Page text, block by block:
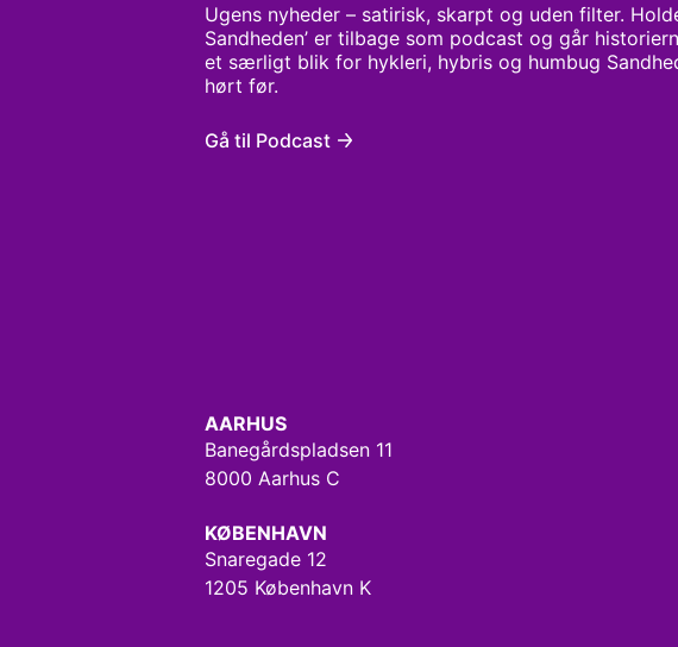
Ugens nyheder – satirisk, skarpt og uden filter.
Sandheden’ er tilbage som podcast og går
et særligt blik for hykleri, hybris og humbug
hørt før.
Gå til Podcast
AARHUS
Banegårdspladsen 11
8000 Aarhus C
KØBENHAVN
Snaregade 12
1205 København K